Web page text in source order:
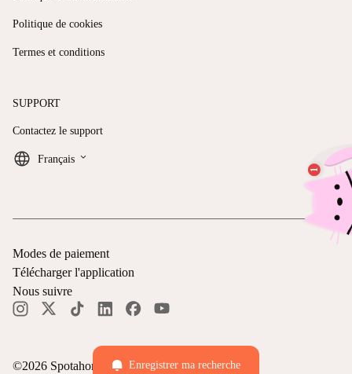
Enregistrer ma recherche
Politique de cookies
Termes et conditions
SUPPORT
Contactez le support
Français keyboard_arrow_down
©2026 Spotahome — Tous droits réservés
Modes de paiement
Télécharger l'application
Nous suivre